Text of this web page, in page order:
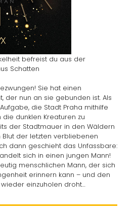
befreist du aus der
Schatten
Sie hat einen
der nun an sie gebunden ist. Als
die Stadt Praha mithilfe
dunklen Kreaturen zu
der Stadtmauer in den Wäldern
der letzten verbliebenen
dann geschieht das Unfassbare:
sich in einen jungen Mann!
menschlichen Mann, der sich
erinnern kann – und den
einzuholen droht…